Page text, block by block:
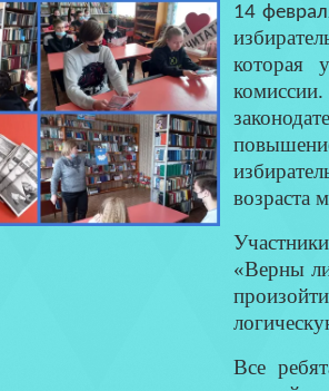
14
которая
возраста
«Верны
Все